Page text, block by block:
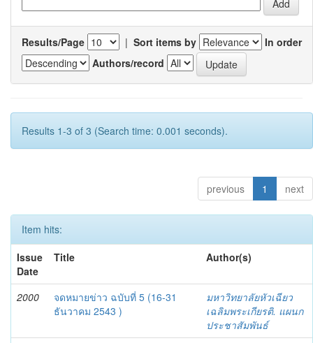
Results/Page | Sort items by
In order
Authors/record
Results 1-3 of 3 (Search time: 0.001 seconds).
previous 1 next
Item hits:
Issue
Date
Title Author(s)
2000
จดหมายข่าว ฉบับที่ 5 (16-31
ธันวาคม 2543 )
มหาวิทยาลัยหัวเฉียว
เฉลิมพระเกียรติ. แผนก
ประชาสัมพันธ์